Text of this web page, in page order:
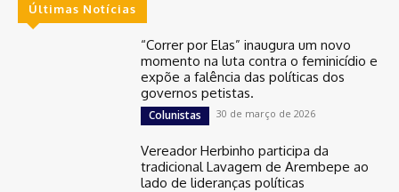
Últimas Notícias
“Correr por Elas” inaugura um novo
momento na luta contra o feminicídio e
expõe a falência das políticas dos
governos petistas.
Colunistas 30 de março de 2026
Vereador Herbinho participa da
tradicional Lavagem de Arembepe ao
lado de lideranças políticas